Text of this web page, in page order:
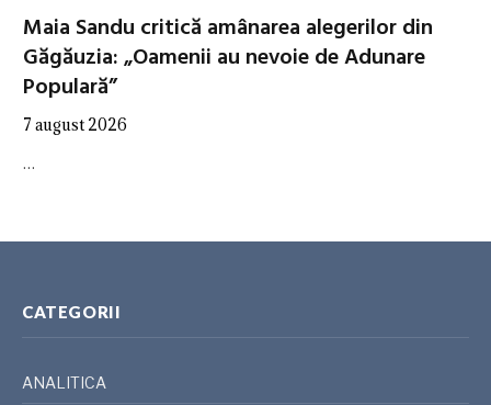
Maia Sandu critică amânarea alegerilor din
Găgăuzia: „Oamenii au nevoie de Adunare
Populară”
7 august 2026
…
CATEGORII
ANALITICA